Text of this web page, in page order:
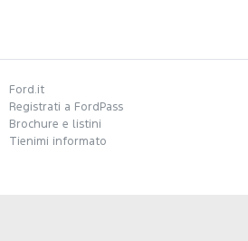
Ford.it
Registrati a FordPass
Brochure e listini
Tienimi informato